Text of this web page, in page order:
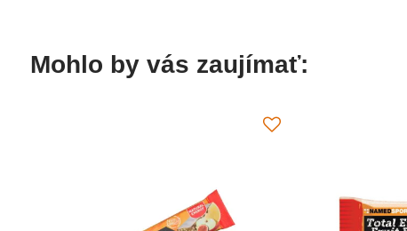
Mohlo by vás zaujímať: